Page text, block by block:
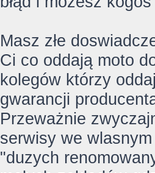
Masz złe
Ci co oddają moto
kolegów którzy
gwarancji
Przeważnie
serwisy we
"duzych